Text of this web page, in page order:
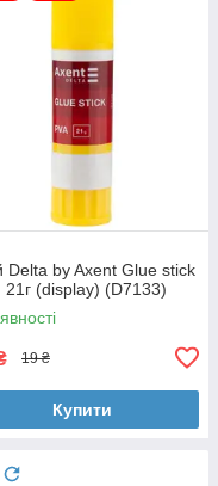
Delta by Axent Glue stick
21г (display) (D7133)
19 ₴
Купити